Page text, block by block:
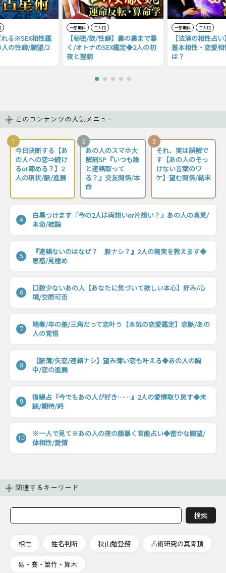
る※SEX相性鑑
の性癖/願望/2
一部無料 二人用
【秘密/欲/性癖】裏の裏まで暴
く/オトナのSEX鑑定◆2人の初
夜と翌朝
一部無料 二人用
【法演の相性占
基本相性・恋愛
は？
このコンテンツの人気メニュー
1
今日決断する【あ
の人への恋⇒続け
るor諦める？】2
人の現状/脈/進展
2
あの人のスマホ大
解剖SP『いつも誰
と連絡取って
る？』交友関係/本
命
3
それ、実は誤解で
す【あの人のそっ
けない言葉のワ
ケ】望む関係/結末
4
白黒つけます『今の2人は両想いor片想い？』あの人の真意/
本命/結論
5
『連絡ないのはなぜ？ 脈ナシ？』2人の現実を教えます◆
思惑/見極め
6
口数少ないあの人【あなたに気づいて欲しい本心】好み/心
境/交際可否
7
略奪/年の差/三角だって恋叶う【本気の恋愛鑑定】恋脈/あの
人の覚悟
8
【脈薄/失恋/連絡ナシ】望み薄い恋も叶える◆あの人の胸
中/恋の進展
9
復縁占『今でもあの人が好き……』2人の愛情取り戻す◆未
練/期待/終
10
※一人で見て※あの人の夜の顔暴く官能占い◆密かな願望/
体相性/愛情
関連するキーワード
相性 姓名判断 秋山勉登務 占術研究の真骨頂
易・賽・筮竹・算木